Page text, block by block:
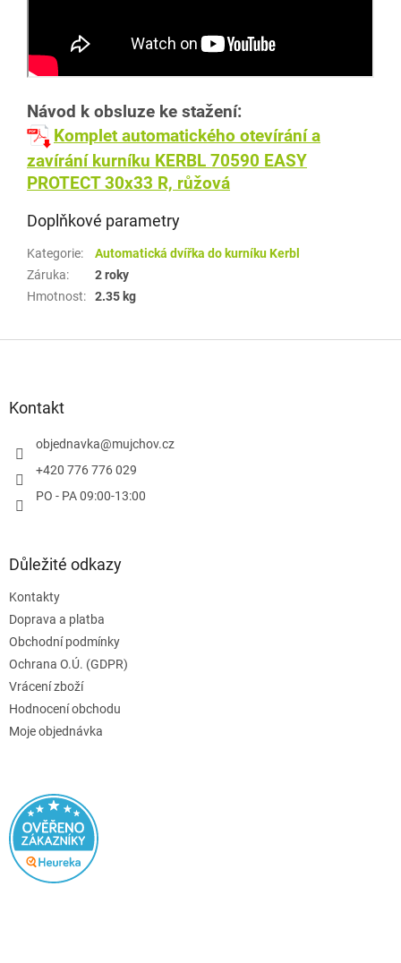
Návod k obsluze ke stažení:
Komplet automatického otevírání a
zavírání kurníku KERBL 70590 EASY
PROTECT 30x33 R, růžová
Doplňkové parametry
Kategorie:
Automatická dvířka do kurníku Kerbl
Záruka:
2 roky
Hmotnost: 2.35 kg
Kontakt
objednavka@mujchov.cz
+420 776 776 029
PO - PA 09:00-13:00
Důležité odkazy
Kontakty
Doprava a platba
Obchodní podmínky
Ochrana O.Ú. (GDPR)
Vrácení zboží
Hodnocení obchodu
Moje objednávka